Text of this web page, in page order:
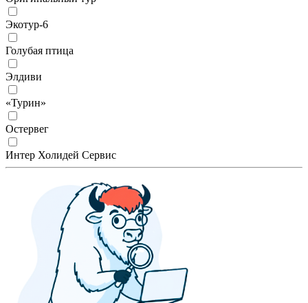
Экотур-6
Голубая птица
Элдиви
«Турин»
Остервег
Интер Холидей Сервис